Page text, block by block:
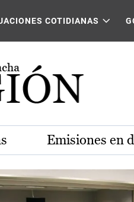
COTIDIANAS
Emisiones en